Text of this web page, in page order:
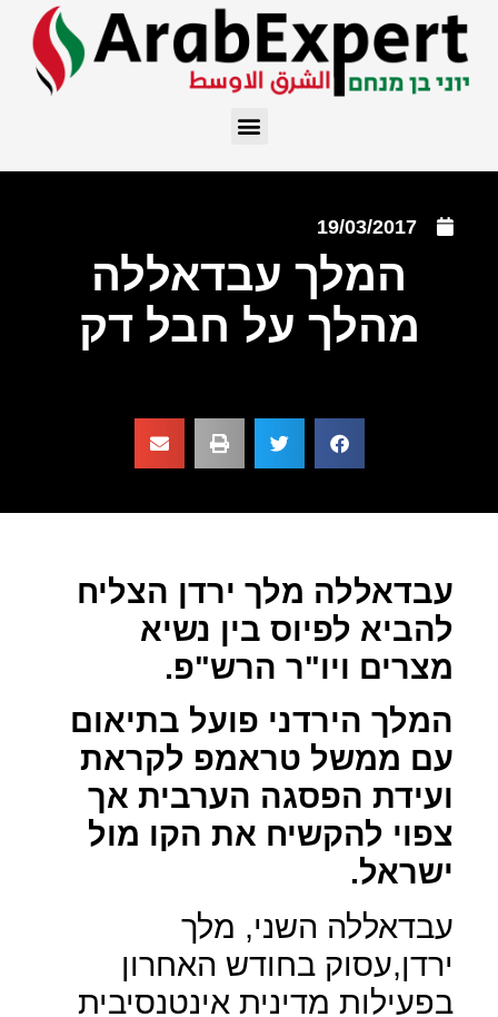
19/03/2017
המלך עבדאללה
מהלך על חבל דק
עבדאללה מלך ירדן הצליח
להביא לפיוס בין נשיא
מצרים ויו"ר הרש"פ.
המלך הירדני פועל בתיאום
עם ממשל טראמפ לקראת
ועידת הפסגה הערבית אך
צפוי להקשיח את הקו מול
ישראל.
עבדאללה השני, מלך
ירדן,עסוק בחודש האחרון
בפעילות מדינית אינטנסיבית